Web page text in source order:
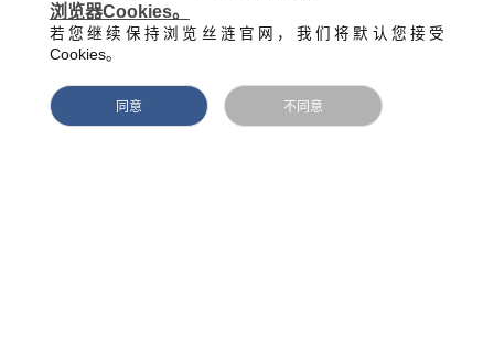
亲肤针织
弹簧交替；四周稳定保护
功能：
益爽护盾® HealthShield™
高度(MM)：
260
浏览器Cookies。
若您继续保持浏览丝涟官网，我们将默认您接受
Cookies。
同意 不同意